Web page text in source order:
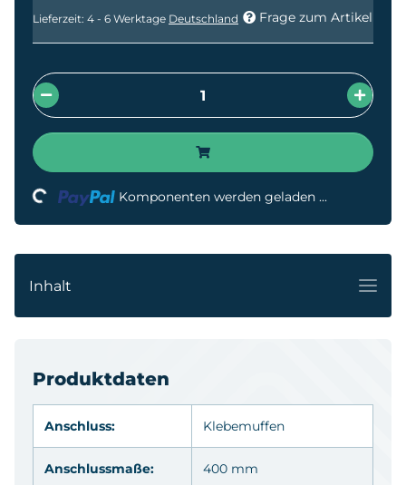
Lieferzeit: 4 - 6 Werktage Deutschland Frage zum Artikel
Loading... Komponenten werden geladen ...
Inhalt
Produktdaten
Anschluss: Klebemuffen
Anschlussmaße: 400 mm